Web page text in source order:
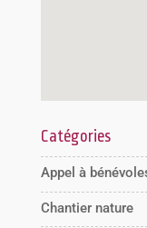
Catégories
Appel à
Chantier nature